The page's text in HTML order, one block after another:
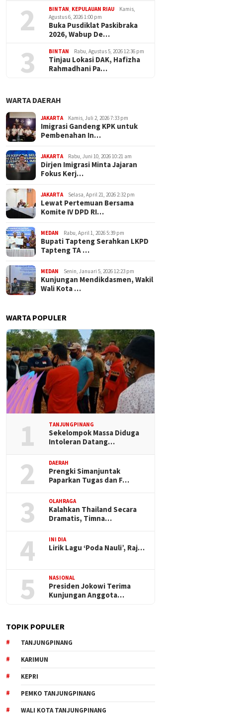
2 BINTAN KEPULAUAN RIAU
Kamis,
Agustus 6, 2026 1:00 pm
Buka Pusdiklat Paskibraka
2026, Wabup De…
3 BINTAN Rabu, Agustus 5, 2026 12:36 pm
Tinjau Lokasi DAK, Hafizha
Rahmadhani Pa…
WARTA DAERAH
JAKARTA Kamis, Juli 2, 2026 7:33 pm
Imigrasi Gandeng KPK untuk
Pembenahan In…
JAKARTA Rabu, Juni 10, 2026 10:21 am
Dirjen Imigrasi Minta Jajaran
Fokus Kerj…
JAKARTA Selasa, April 21, 2026 2:32 pm
Lewat Pertemuan Bersama
Komite IV DPD RI…
MEDAN Rabu, April 1, 2026 5:39 pm
Bupati Tapteng Serahkan LKPD
Tapteng TA …
MEDAN Senin, Januari 5, 2026 12:23 pm
Kunjungan Mendikdasmen, Wakil
Wali Kota …
WARTA POPULER
1 TANJUNGPINANG
Sekelompok Massa Diduga
Intoleran Datang…
2 DAERAH
Prengki Simanjuntak
Paparkan Tugas dan F…
3 OLAHRAGA
Kalahkan Thailand Secara
Dramatis, Timna…
4 INI DIA
Lirik Lagu ‘Poda Nauli’, Raj…
5 NASIONAL
Presiden Jokowi Terima
Kunjungan Anggota…
TOPIK POPULER
TANJUNGPINANG
KARIMUN
KEPRI
PEMKO TANJUNGPINANG
WALI KOTA TANJUNGPINANG